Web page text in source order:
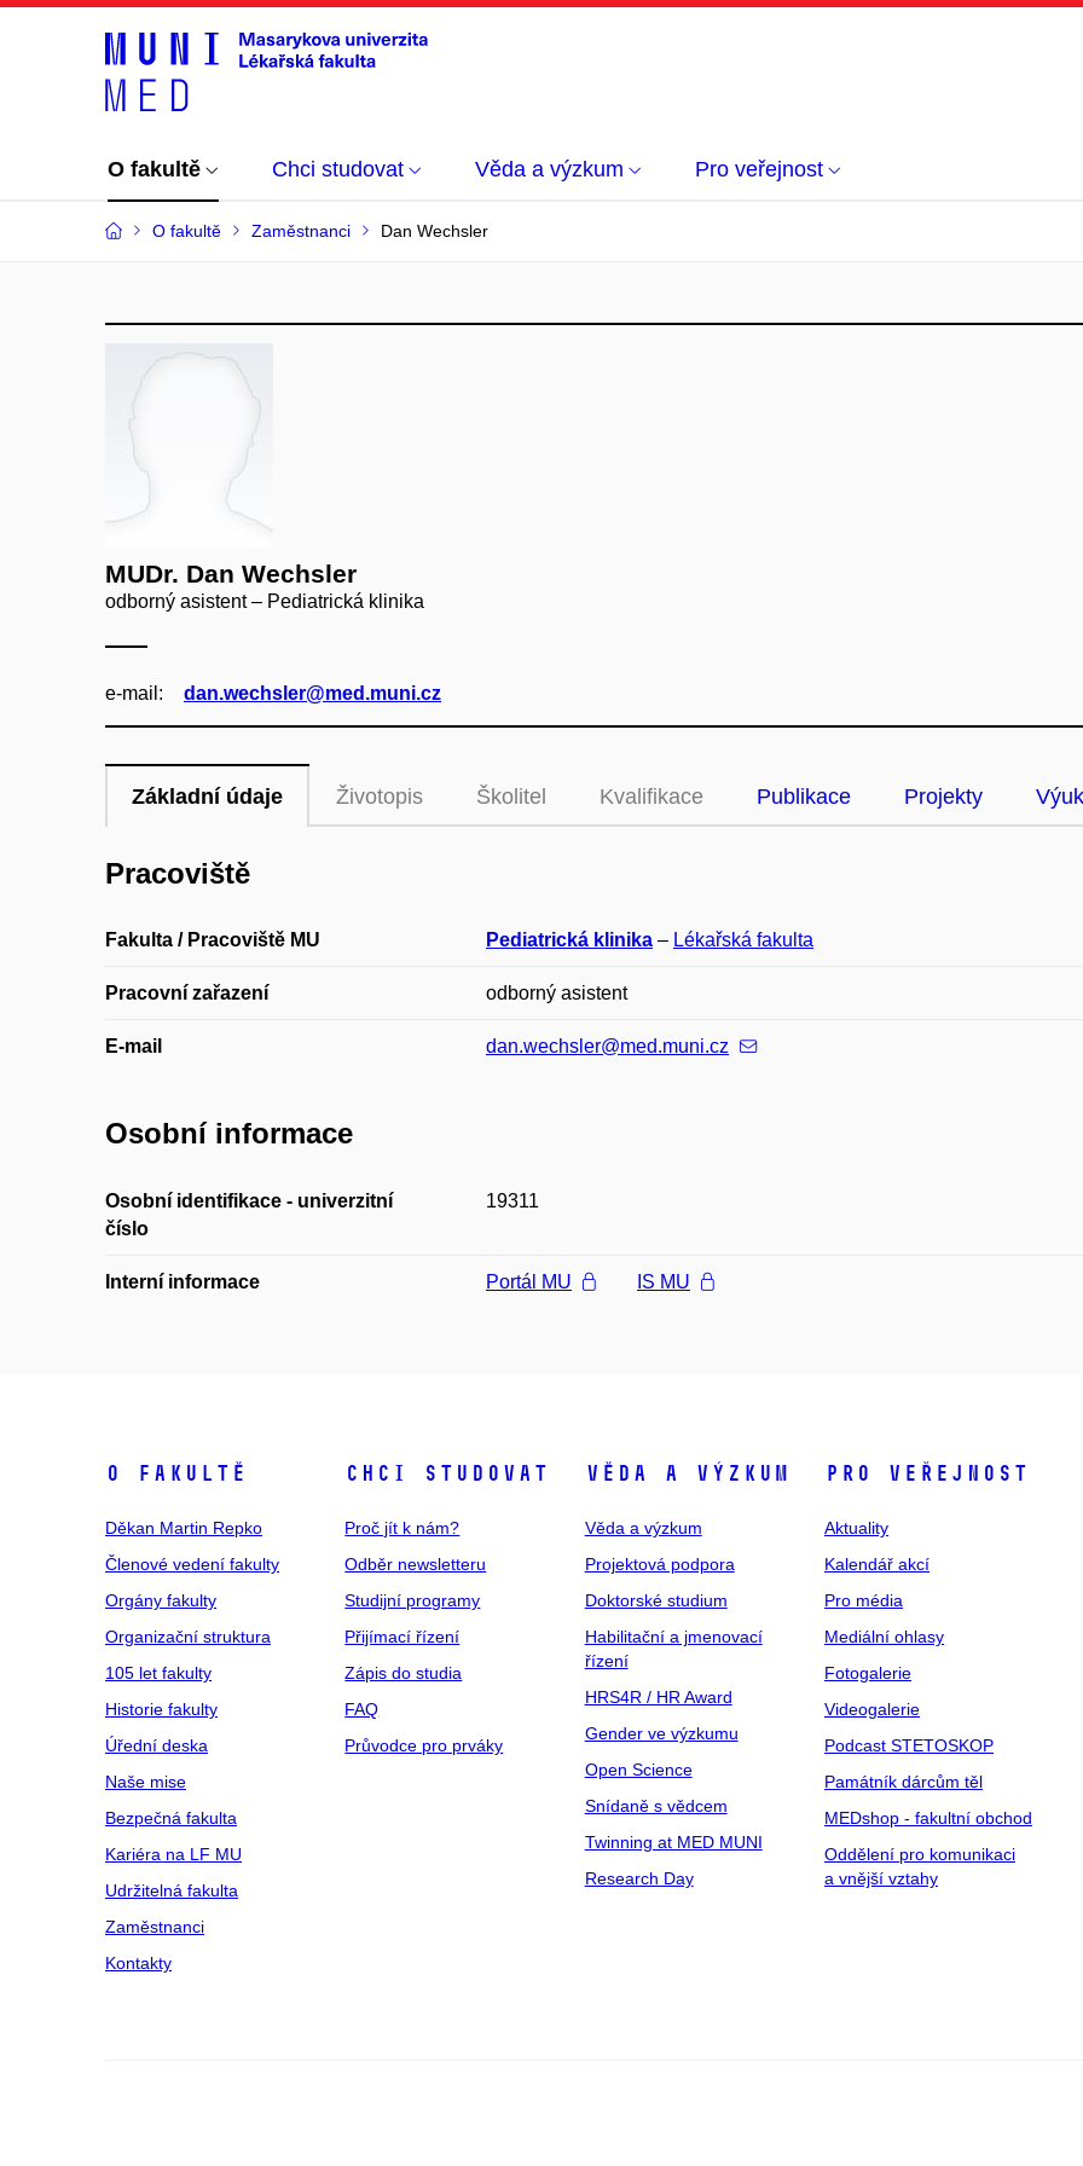
O fakultě Chci studovat Věda a výzkum Pro veřejnost
O fakultě Zaměstnanci Dan Wechsler
MUDr. Dan Wechsler
odborný asistent – Pediatrická klinika
e‑mail: dan.wechsler@med.muni.cz
Základní údaje Životopis Školitel Kvalifikace Publikace Projekty
Pracoviště
Fakulta / Pracoviště MU Pediatrická klinika – Lékařská fakulta
Pracovní zařazení odborný asistent
E-mail dan.wechsler@med.muni.cz
Osobní informace
Osobní identifikace - univerzitní
číslo
19311
Interní informace Portál MU IS MU
O fakultě
Děkan Martin Repko
Členové vedení fakulty
Orgány fakulty
Organizační struktura
105 let fakulty
Historie fakulty
Úřední deska
Naše mise
Bezpečná fakulta
Kariéra na LF MU
Udržitelná fakulta
Zaměstnanci
Kontakty
Chci studovat
Proč jít k nám?
Odběr newsletteru
Studijní programy
Přijímací řízení
Zápis do studia
FAQ
Průvodce pro prváky
Věda a výzkum
Věda a výzkum
Projektová podpora
Doktorské studium
Habilitační a jmenovací
řízení
HRS4R / HR Award
Gender ve výzkumu
Open Science
Snídaně s vědcem
Twinning at MED MUNI
Research Day
Pro veřejnost
Aktuality
Kalendář akcí
Pro média
Mediální ohlasy
Fotogalerie
Videogalerie
Podcast STETOSKOP
Památník dárcům těl
MEDshop - fakultní obchod
Oddělení pro komunikaci
a vnější vztahy